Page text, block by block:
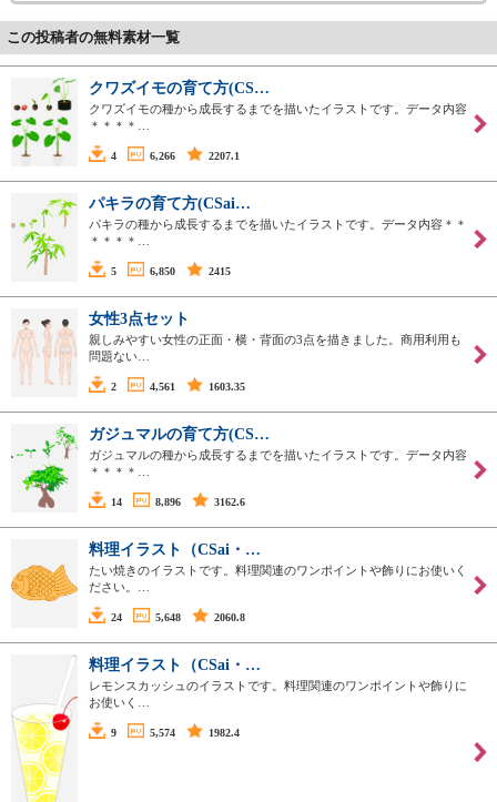
この投稿者の無料素材一覧
クワズイモの育て方(CS…
クワズイモの種から成長するまでを描いたイラストです。データ内容
＊＊＊＊…
4 6,266 2207.1
パキラの育て方(CSai…
パキラの種から成長するまでを描いたイラストです。データ内容＊＊
＊＊＊＊…
5 6,850 2415
女性3点セット
親しみやすい女性の正面・横・背面の3点を描きました。商用利用も
問題ない…
2 4,561 1603.35
ガジュマルの育て方(CS…
ガジュマルの種から成長するまでを描いたイラストです。データ内容
＊＊＊＊…
14 8,896 3162.6
料理イラスト（CSai・…
たい焼きのイラストです。料理関連のワンポイントや飾りにお使いく
ださい。…
24 5,648 2060.8
料理イラスト（CSai・…
レモンスカッシュのイラストです。料理関連のワンポイントや飾りに
お使いく…
9 5,574 1982.4